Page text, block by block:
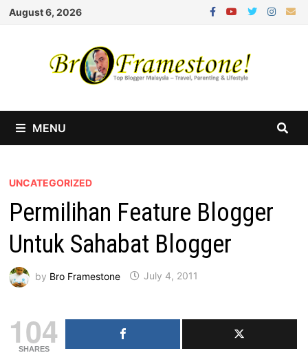
Skip
August 6, 2026
MENU
UNCATEGORIZED
Permilihan Feature Blogger
Untuk Sahabat Blogger
by Bro Framestone July 4, 2011
104
SHARES